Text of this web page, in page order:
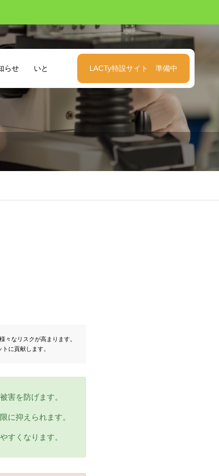
らせ いと LACTy特設サイト 準備中
々なリスクが高まります。
に貢献します。
害を防げます。
に抑えられます。
すくなります。